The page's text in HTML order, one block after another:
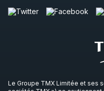
Le Groupe TMX Limitée et ses